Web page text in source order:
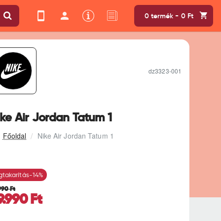
0 termék - 0 Ft
Nike Air Jordan Tatum 1
Air Jordan Tatum 1
dz3323-001
-14%
Ft
Ft